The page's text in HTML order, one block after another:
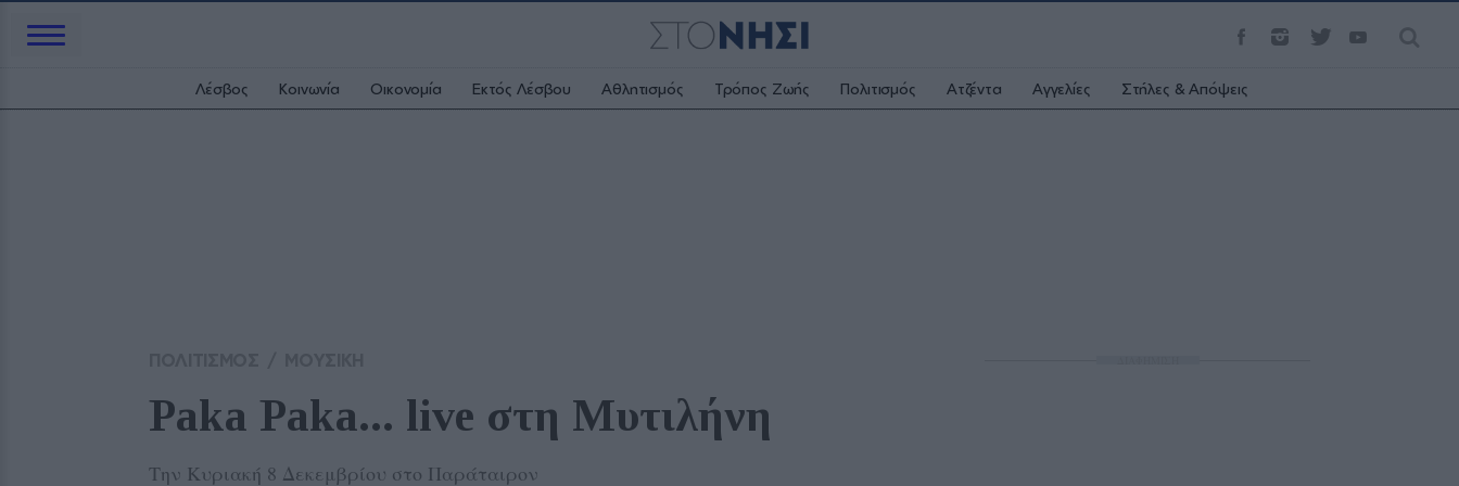
Λέσβος Κοινωνία Οικονομία Εκτός Λέσβου Αθλητισμός Τρόπος Ζωής Πολιτισμός Ατζέντα Αγγελίες Στήλες & Απόψεις
Paka Paka... live στη Μυτιλήνη
Την Κυριακή 8 Δεκεμβρίου στο Παράταιρον